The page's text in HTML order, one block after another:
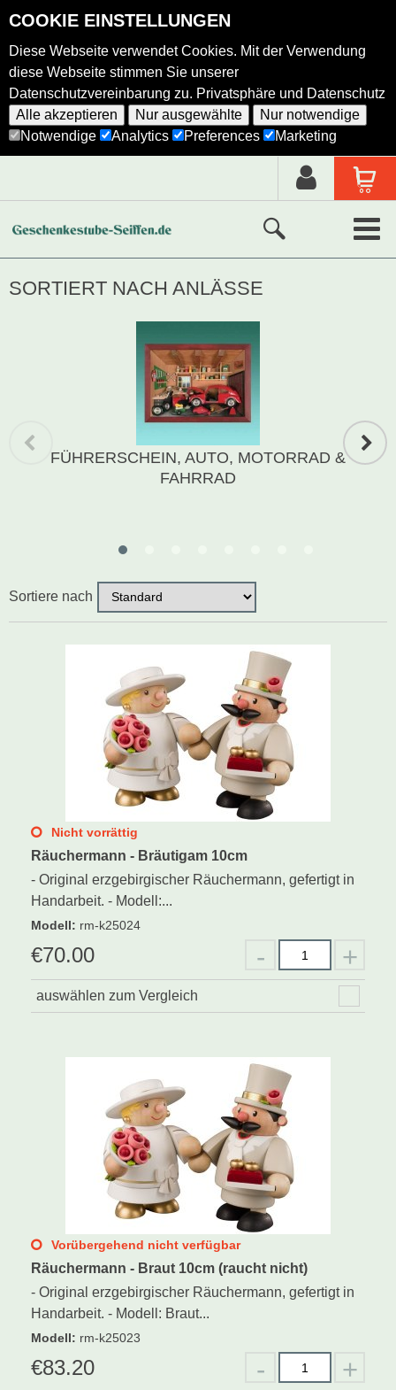
COOKIE EINSTELLUNGEN
Diese Webseite verwendet Cookies. Mit der Verwendung
diese Webseite stimmen Sie unserer
Datenschutzvereinbarung zu. Privatsphäre und Datenschutz
Alle akzeptieren
Nur ausgewählte
Nur notwendige
Notwendige
Analytics Preferences Marketing
Holzkunst nach Hersteller
Schwibbogen
SORTIERT NACH ANLÄSSE
FÜHRERSCHEIN, AUTO, MOTORRAD &
FAHRRAD
Sortiere nach
Nicht vorrättig
Räuchermann - Bräutigam 10cm
- Original erzgebirgischer Räuchermann, gefertigt in
Handarbeit. - Modell:...
Modell: rm-k25024
€70.00
auswählen zum Vergleich
Vorübergehend nicht verfügbar
Räuchermann - Braut 10cm (raucht nicht)
- Original erzgebirgischer Räuchermann, gefertigt in
Handarbeit. - Modell: Braut...
Modell: rm-k25023
€83.20